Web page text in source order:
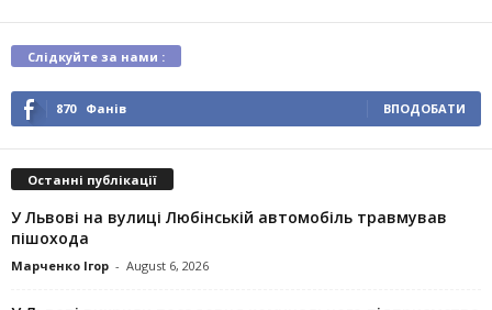
Слідкуйте за нами :
870 Фанів ВПОДОБАТИ
Останні публікації
У Львові на вулиці Любінській автомобіль травмував
пішохода
Марченко Ігор - August 6, 2026